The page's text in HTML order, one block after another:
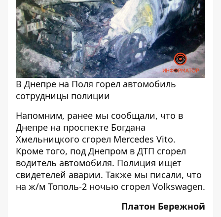
В Днепре на Поля горел автомобиль
сотрудницы полиции
Напомним, ранее мы сообщали, что в
Днепре на проспекте Богдана
Хмельницкого сгорел Mercedes Vito.
Кроме того, под Днепром в ДТП сгорел
водитель автомобиля. Полиция ищет
свидетелей аварии. Также мы писали, что
на ж/м Тополь-2 ночью сгорел Volkswagen.
Платон Бережной